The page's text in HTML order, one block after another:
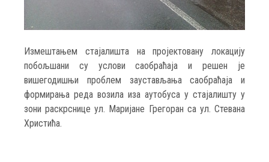
Измештањем стајалишта на пројектовану локацију
побољшани су услови саобраћаја и решен је
вишегодишњи проблем заустављања саобраћаја и
формирања реда возила иза аутобуса у стајалишту у
зони раскрснице ул. Маријане Грегоран са ул. Стевана
Христића.